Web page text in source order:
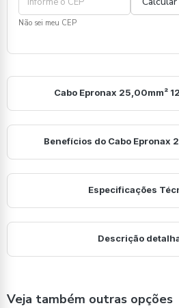
Não sei meu CEP
Cabo Epronax 25,00mm²
Benefícios do Cabo Epronax
Especificações
Descrição
Veja também outras opções